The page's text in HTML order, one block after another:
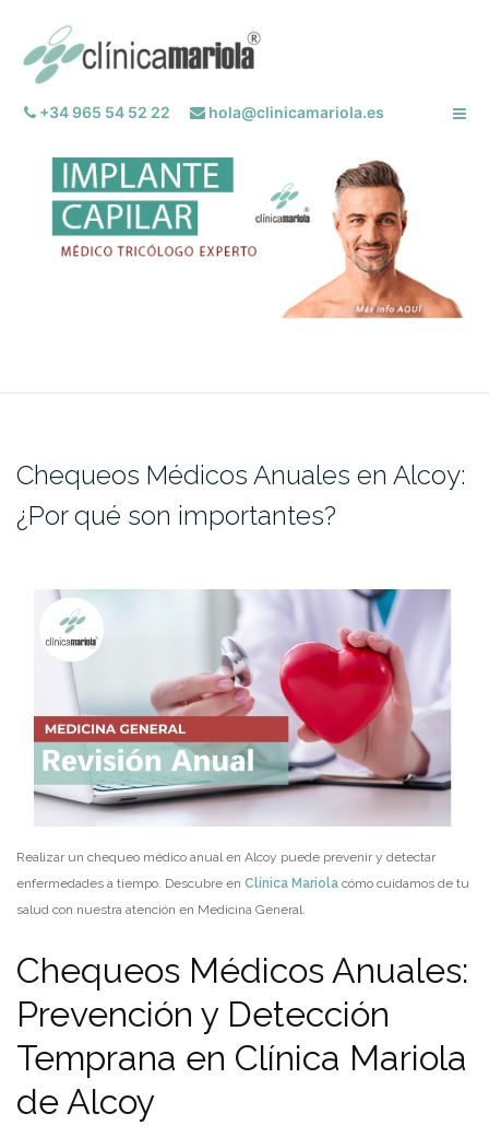
contenido
+34 965 54 52 22 hola@clinicamariola.es
Chequeos Médicos Anuales en Alcoy:
¿Por qué son importantes?
Realizar un chequeo médico anual en Alcoy puede prevenir y detectar
enfermedades a tiempo. Descubre en Clínica Mariola cómo cuidamos de tu
salud con nuestra atención en Medicina General.
Chequeos Médicos Anuales:
Prevención y Detección
Temprana en Clínica Mariola
de Alcoy